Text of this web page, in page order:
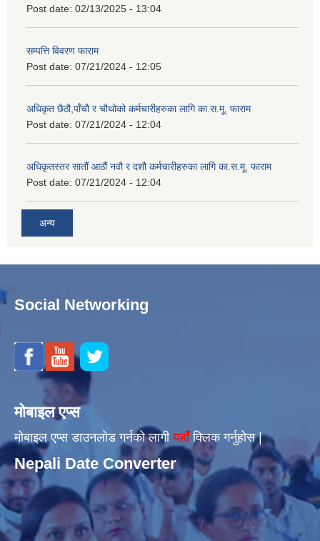
Post date: 02/13/2025 - 13:04
सम्पत्ति विवरण फाराम
Post date: 07/21/2024 - 12:05
अधिकृत छैठौ,पाँचौ र चौथोको कर्मचारीहरुका लागि का.स.मू. फाराम
Post date: 07/21/2024 - 12:04
अधिकृतस्तर सातौं आठौं नवौ र दशौ कर्मचारीहरुका लागि का.स.मू. फाराम
Post date: 07/21/2024 - 12:04
अन्य
Social Networking
मोबाइल एप्स
मोबाइल एप्स डाउनलोड गर्नको लागीयहाँँक्लिक गर्नुहोस |
Nepali Date Converter